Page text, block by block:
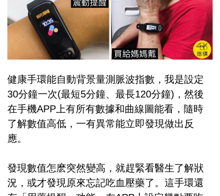
健康手環能自動背景量測脈波指數，我是設定
30分鐘一次(最短5分鐘、最長120分鐘)，然後
在手機APP上有所有數據和曲線圖能看，隨時
了解數值高低，一有異常能立即發現做出反
應。
發現數值怎麽突然變高，就趕緊看醫生了解狀
況，或才發現原來忘記吃血壓藥了。這手環還